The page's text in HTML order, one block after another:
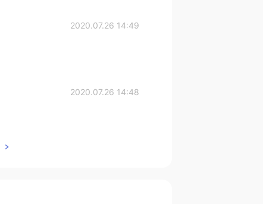
2020.07.26 14:49
2020.07.26 14:48